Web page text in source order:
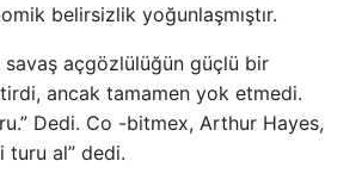
belirsizlik yoğunlaşmıştır.
savaş açgözlülüğün güçlü bir
ancak tamamen yok etmedi.
Dedi. Co -bitmex, Arthur Hayes,
turu al” dedi.